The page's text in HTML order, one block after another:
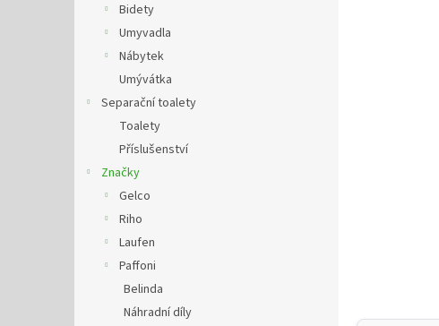
Bidety
Umyvadla
Nábytek
Umývátka
Separační toalety
Toalety
Příslušenství
Značky
Gelco
Riho
Laufen
Paffoni
Belinda
Náhradní díly